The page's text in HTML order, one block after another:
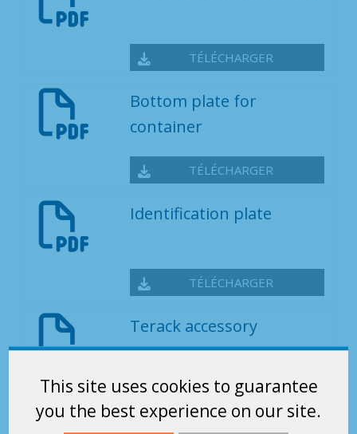
This site uses cookies to guarantee
you the best experience on our site.
TÉLÉCHARGER
Bottom plate for
container
TÉLÉCHARGER
Identification plate
TÉLÉCHARGER
Terack accessory
TÉLÉCHARGER